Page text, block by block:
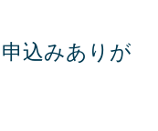
込みありが